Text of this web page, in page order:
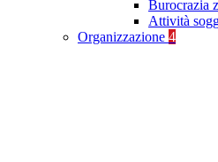
Burocrazia
Attività
Organizzazione 4